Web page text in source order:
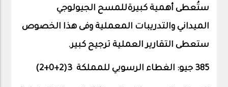
ستُعطى أهمية كبيرةللمسح الجيولوجي
الميداني والتدريبات المعملية وفى هذا الخصوص
ستعطى التقارير العملية ترجيح كبير.
385 جيو: الغطاء الرسوبي للمملكة 3(2+0+ 2
)